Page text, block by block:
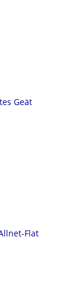
Geät
Flat